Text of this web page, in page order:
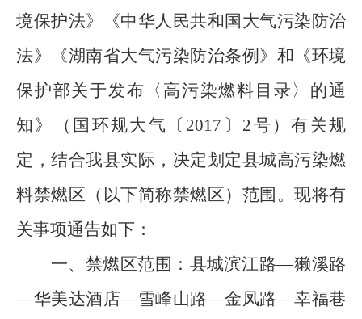
境保护法》《中华人民共和国大气污染防治
法》《湖南省大气污染防治条例》和《环境
保护部关于发布〈高污染燃料目录〉的通
知》（国环规大气〔 2017 〕 2号）有关规
定，结合我县实际，决定划定县城高污染燃
料禁燃区（以下简称禁燃区）范围。现将有
关事项通告如下：
一、 禁燃区范围： 县城滨江路—獭溪路
—华美达酒店—雪峰山路—金凤路—幸福巷